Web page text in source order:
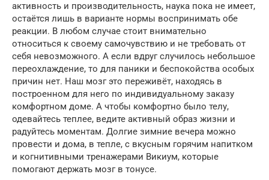
активность и производительность, наука пока не имеет,
остаётся лишь в варианте нормы воспринимать обе
реакции. В любом случае стоит внимательно
относиться к своему самочувствию и не требовать от
себя невозможного. А если вдруг случилось небольшое
переохлаждение, то для паники и беспокойства особых
причин нет. Наш мозг это переживёт, находясь в
построенном для него по индивидуальному заказу
комфортном доме. А чтобы комфортно было телу,
одевайтесь теплее, ведите активный образ жизни и
радуйтесь моментам. Долгие зимние вечера можно
провести и дома, в тепле, с вкусным горячим напитком
и когнитивными тренажерами Викиум, которые
помогают держать мозг в тонусе.